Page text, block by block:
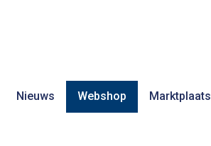
Nieuws Webshop Marktplaats